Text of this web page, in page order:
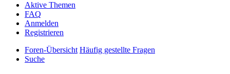
Aktive Themen
FAQ
Anmelden
Registrieren
Foren-Übersicht Häufig gestellte Fragen
Suche